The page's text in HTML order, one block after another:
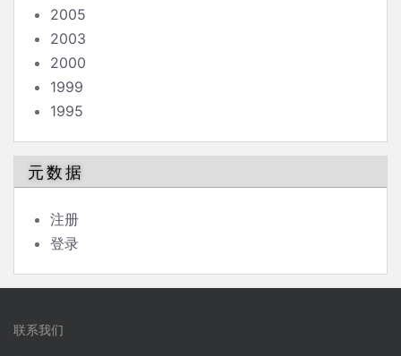
2005
2003
2000
1999
1995
元数据
注册
登录
联系我们